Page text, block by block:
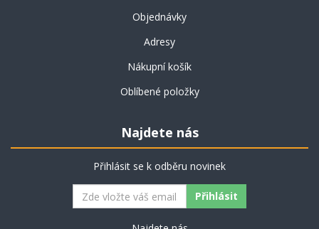
Objednávky
Adresy
Nákupní košík
Oblíbené položky
Najdete nás
Přihlásit se k odběru novinek